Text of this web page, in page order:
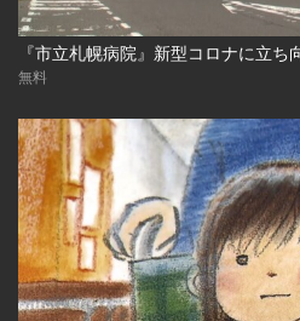
『市立札幌病院』新型コロナに立ち
無料